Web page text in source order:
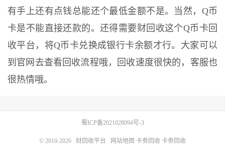
有手上还有点钱总能还个最低金额不是。当然，Q币
卡是不能直接还款的。还得需要财回收这个Q币卡回
收平台，将Q币卡兑换成银行卡余额才行。大家可以
到官网去查看回收流程哦，回收速度很快的，客服也
很热情哦。
蜀ICP备2021028094号-3
© 2010-2026 财回收平台 网站地图 卡劵回收 卡劵回收